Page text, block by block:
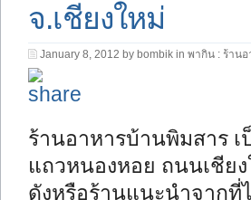
จ.เชียงใหม่
January 8, 2012 by bombik in พากิน : ร้านอ
ร้านอาหารบ้านพิมสาร
แถวหนองหอย ถนนเชีย
ดังหรือร้านแนะนำจากที่